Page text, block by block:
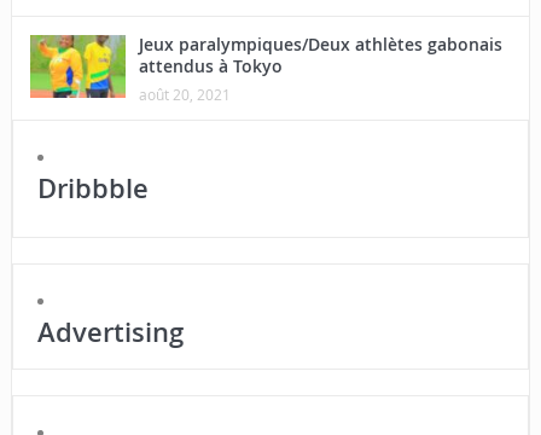
Jeux paralympiques/Deux athlètes gabonais
attendus à Tokyo
août 20, 2021
Dribbble
Advertising